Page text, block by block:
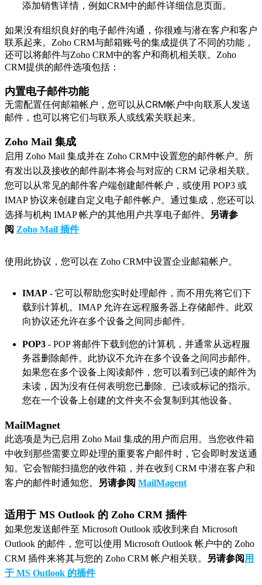
添加销售详情，例如CRM中的邮件详细信息页面。
如果没有组织良好的电子邮件沟通，你很难与潜在客户和客户
联系起来。Zoho CRM与邮箱账号的集成提供了不同的功能，
还可以将邮件与Zoho CRM中的客户和商机相关联。Zoho
CRM提供的邮件选项包括：
内置电子邮件功能
无需配置任何邮箱帐户，您可以从CRM帐户中向联系人发送
邮件，也可以将它们与联系人或线索关联起来。
Zoho Mail 集成
启用 Zoho Mail 集成并在 Zoho CRM中设置您的邮件帐户。所
有发出以及接收的邮件副本将会与对应的 CRM 记录相关联。
您可以从常见的邮件客户端创建邮件帐户，或使用 POP3 或
IMAP 协议来创建自定义电子邮件帐户。通过集成，您还可以
选择与机构 IMAP 帐户的其他用户共享电子邮件。
另请参
阅 Zoho Mail 插件
使用此协议，您可以在 Zoho CRM中设置企业邮箱帐户。
IMAP - 它可以帮助您实时处理邮件，而不用先将它们下
载到计算机。IMAP 允许在远程服务器上存储邮件。此双
向协议还允许在多个设备之间同步邮件。
POP3 - POP 将邮件下载到您的计算机，并通常从远程服
务器删除邮件。此协议不允许在多个设备之间同步邮件。
如果您在多个设备上阅读邮件，您可以看到已读的邮件为
未读，因为没有任何表明您已删除、已读或标记的指示。
您在一个设备上创建的文件夹不会复制到其他设备。
MailMagnet
此选项是为已启用 Zoho Mail 集成的用户而启用。当您收件箱
中收到那些需要立即处理的重要客户邮件时，它会即时发送通
知。它会智能扫描您的收件箱，并在收到 CRM 中潜在客户和
客户的邮件时通知您。
另请参阅 MailMagent
适用于 MS Outlook 的 Zoho CRM 插件
如果您发送邮件至 Microsoft Outlook 或收到来自 Microsoft
Outlook 的邮件，您可以使用 Microsoft Outlook 帐户中的 Zoho
CRM 插件来将其与您的 Zoho CRM 帐户相关联。
另请参阅 用
于 MS Outlook 的插件